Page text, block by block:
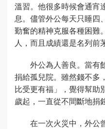
溫習。他很多時候會通宵
息。儘管外公每天只睡四
勤奮的精神克服各種困難
人，而且成績還是名列前茅
外公為人善良。當有
捐給孤兒院。雖然錢不多
比受更有福」，覺得幫助
歲起，一直從不間斷地捐
在一次火災中，外公